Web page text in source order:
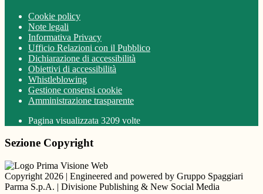
Cookie policy
Note legali
Informativa Privacy
Ufficio Relazioni con il Pubblico
Dichiarazione di accessibilità
Obiettivi di accessibilità
Whistleblowing
Gestione consensi cookie
Amministrazione trasparente
Pagina visualizzata 3209 volte
Sezione Copyright
Copyright 2026 | Engineered and powered by Gruppo Spaggiari
Parma S.p.A. | Divisione Publishing & New Social Media